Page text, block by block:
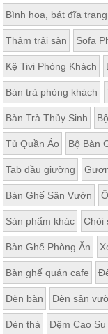
Bình hoa, bát đĩa
Thảm trải sàn Sofa
Kệ Tivi Phòng Khách
Bàn trà phòng khách
Bàn Trà Thủy Sinh
Tủ Quần Áo Bộ Bàn
Tab đầu giường
Bàn Ghế Sân Vườn
Sản phẩm khác Chòi
Bàn Ghế Phòng Ăn
Bàn ghế quán cafe
Đèn bàn Đèn sân
Đèn thả Đệm Cao Su